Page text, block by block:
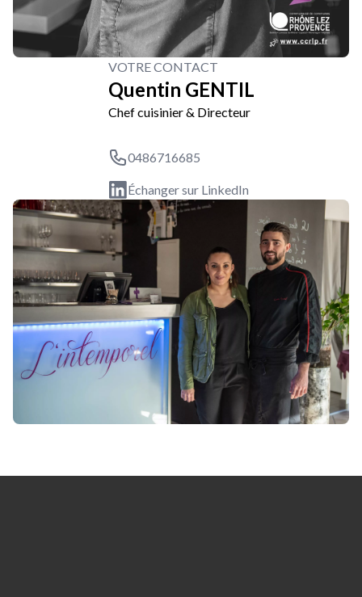
VOTRE CONTACT
Quentin GENTIL
Chef cuisinier & Directeur
0486716685
Échanger sur LinkedIn